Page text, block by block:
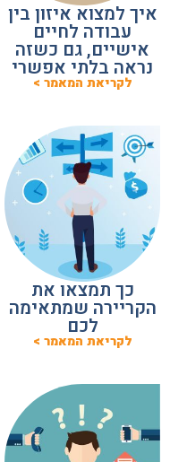
איך למצוא איזון בין
עבודה לחיים
אישיים, גם כשזה
נראה בלתי אפשרי
לקריאת המאמר >
כך תמצאו את
הקריירה שמתאימה
לכם
לקריאת המאמר >